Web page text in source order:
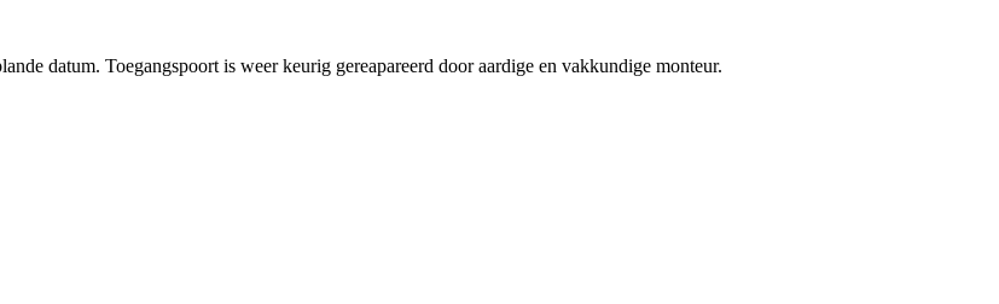
datum. Toegangspoort is weer keurig gereapareerd door aardige en vakkundige monteur.